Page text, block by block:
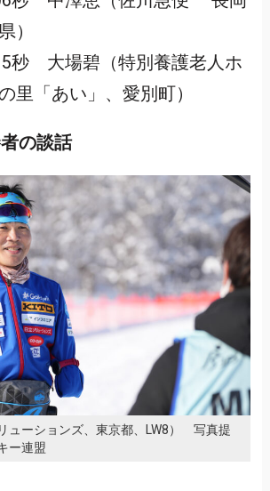
）
大場碧（特別養護老人ホ
「あい」、愛別町）
の談話
ューションズ、東京都、LW8） 写真提
ー連盟